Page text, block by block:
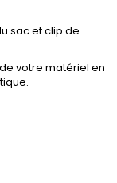
sac et clip de
votre matériel en